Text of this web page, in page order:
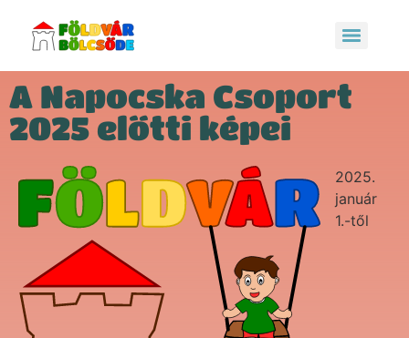
A Napocska Csoport
2025 előtti képei
2025.
január
1.-től